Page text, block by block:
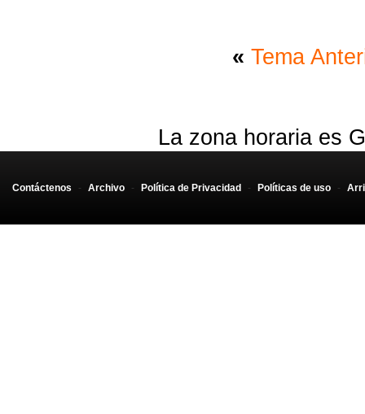
« Tema
La zona horaria es
Contáctenos - Archivo - Política de Privacidad - Políticas de uso -